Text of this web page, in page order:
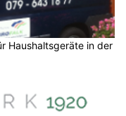
Haushaltsgeräte in der